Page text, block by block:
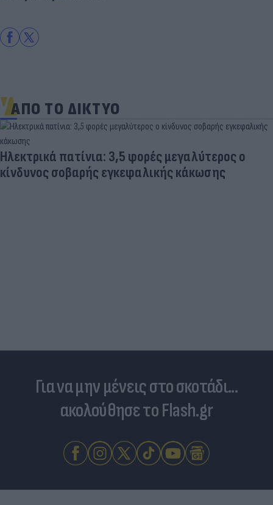
ΑΠΟ ΤΟ ΔΙΚΤΥΟ
Ηλεκτρικά πατίνια: 3,5 φορές μεγαλύτερος ο
κίνδυνος σοβαρής εγκεφαλικής κάκωσης
Για να μην μένεις στο σκοτάδι...
ακολούθησε το Flash.gr